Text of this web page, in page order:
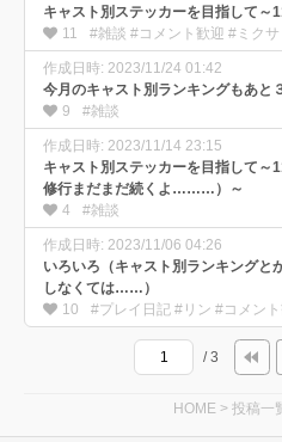
キャスト別ステッカーを目指して～
11
#雑談 #コメント歓迎 #ミクサ
作成日時: 2023/11/24 01:42
今月のキャスト別ランキングもあと
9
#雑談
作成日時: 2023/11/14 23:15
キャスト別ステッカーを目指して
修行まだまだ続くよ………）～
4
#雑談
作成日時: 2023/11/06 04:26
いろいろ（キャスト別ランキング
しなくては……）
10
#プレイ日記 #リン #コメン
/ 3
HOME > 投稿一